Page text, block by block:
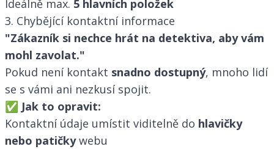
Ideálně max. 5 hlavních položek
3. Chybějící kontaktní informace
"Zákazník si nechce hrát na detektiva, aby vám
mohl zavolat."
Pokud není kontakt snadno dostupný, mnoho lidí
se s vámi ani nezkusí spojit.
✅ Jak to opravit:
Kontaktní údaje umístit viditelně do hlavičky
nebo patičkywebu